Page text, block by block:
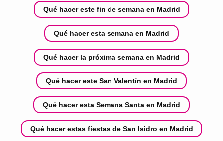
Qué hacer este fin de semana en Madrid
Qué hacer esta semana en Madrid
Qué hacer la próxima semana en Madrid
Qué hacer este San Valentín en Madrid
Qué hacer esta Semana Santa en Madrid
Qué hacer estas fiestas de San Isidro en Madrid